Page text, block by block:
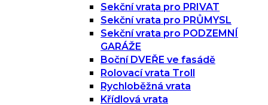
Sekční vrata pro PRIVAT
Sekční vrata pro PRŮMYSL
Sekční vrata pro PODZEMNÍ
GARÁŽE
Boční DVEŘE ve fasádě
Rolovací vrata Troll
Rychloběžná vrata
Křídlová vrata